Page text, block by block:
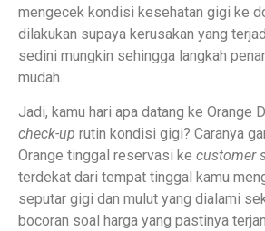
mengecek kondisi kesehatan gigi ke
dilakukan supaya kerusakan yang
sedini mungkin sehingga langkah
mudah.
Jadi, kamu hari apa datang ke Orange
check-up rutin kondisi gigi? Caranya
Orange tinggal reservasi ke customer
terdekat dari tempat tinggal kamu
seputar gigi dan mulut yang dialami
bocoran soal harga yang pastinya